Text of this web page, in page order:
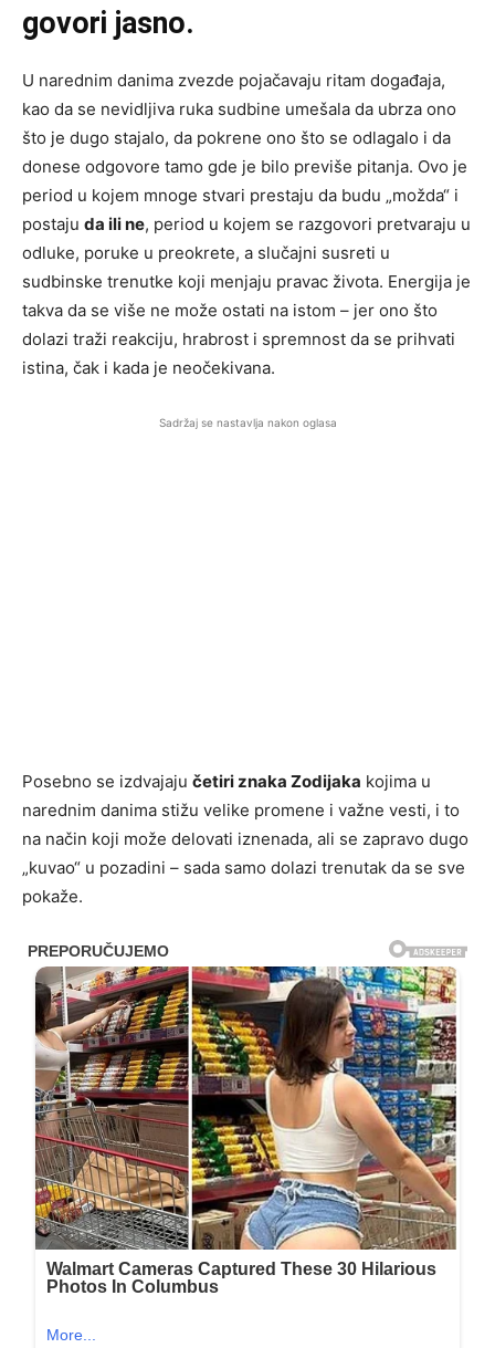
govori jasno.
U narednim danima zvezde pojačavaju ritam događaja,
kao da se nevidljiva ruka sudbine umešala da ubrza ono
što je dugo stajalo, da pokrene ono što se odlagalo i da
donese odgovore tamo gde je bilo previše pitanja. Ovo je
period u kojem mnoge stvari prestaju da budu „možda“ i
postaju da ili ne, period u kojem se razgovori pretvaraju u
odluke, poruke u preokrete, a slučajni susreti u
sudbinske trenutke koji menjaju pravac života. Energija je
takva da se više ne može ostati na istom – jer ono što
dolazi traži reakciju, hrabrost i spremnost da se prihvati
istina, čak i kada je neočekivana.
Sadržaj se nastavlja nakon oglasa
Posebno se izdvajaju četiri znaka Zodijaka kojima u
narednim danima stižu velike promene i važne vesti, i to
na način koji može delovati iznenada, ali se zapravo dugo
„kuvao“ u pozadini – sada samo dolazi trenutak da se sve
pokaže.